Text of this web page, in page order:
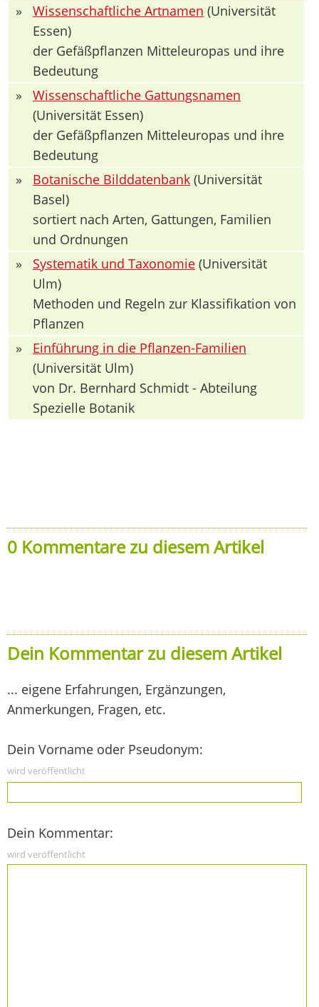
»
Wissenschaftliche Artnamen (Universität
Essen)
der Gefäßpflanzen Mitteleuropas und ihre
Bedeutung
»
Wissenschaftliche Gattungsnamen
(Universität Essen)
der Gefäßpflanzen Mitteleuropas und ihre
Bedeutung
»
Botanische Bilddatenbank (Universität
Basel)
sortiert nach Arten, Gattungen, Familien
und Ordnungen
»
Systematik und Taxonomie (Universität
Ulm)
Methoden und Regeln zur Klassifikation von
Pflanzen
»
Einführung in die Pflanzen-Familien
(Universität Ulm)
von Dr. Bernhard Schmidt - Abteilung
Spezielle Botanik
0 Kommentare zu diesem Artikel
Dein Kommentar zu diesem Artikel
... eigene Erfahrungen, Ergänzungen,
Anmerkungen, Fragen, etc.
Dein Vorname oder Pseudonym:
wird veröffentlicht
Dein Kommentar:
wird veröffentlicht